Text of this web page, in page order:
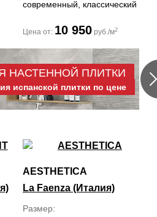
современный, классический
Цена от: 10 950 руб./м2
НАСТЕННОЙ ПЛИТКИ
испанской плитки по цене
AESTHETICA
La Faenza (Италия)
Размер